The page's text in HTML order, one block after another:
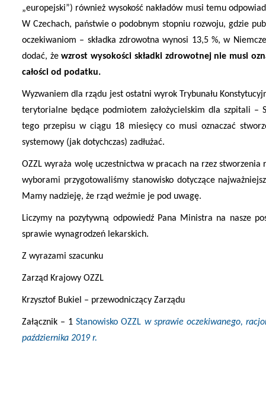
„europejski”) również wysokość nakładów musi temu
W Czechach, państwie o podobnym stopniu rozwoju, gdzie
oczekiwaniom – składka zdrowotna wynosi 13,5 %, w
dodać, żewzrost wysokości składki zdrowotnej nie musi
całości od podatku.
Wyzwaniem dla rządu jest ostatni wyrok Trybunału
terytorialne będące podmiotem założycielskim dla szpitali –
tego przepisu w ciągu 18 miesięcy co musi oznaczać
systemowy (jak dotychczas) zadłużać.
OZZL wyraża wolę uczestnictwa w pracach na rzez
wyborami przygotowaliśmy stanowisko dotyczące
Mamy nadzieję, że rząd weźmie je pod uwagę.
Liczymy na pozytywną odpowiedź Pana Ministra na nasze
sprawie wynagrodzeń lekarskich.
Z wyrazami szacunku
Zarząd Krajowy OZZL
Krzysztof Bukiel – przewodniczący Zarządu
Załącznik – 1Stanowisko OZZL w sprawie oczekiwanego,
października 2019 r.